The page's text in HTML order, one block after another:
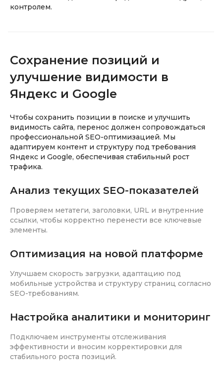
контролем.
Сохранение позиций и
улучшение видимости в
Яндекс и Google
Чтобы сохранить позиции в поиске и улучшить
видимость сайта, перенос должен сопровождаться
профессиональной SEO-оптимизацией. Мы
адаптируем контент и структуру под требования
Яндекс и Google, обеспечивая стабильный рост
трафика.
Анализ текущих SEO-показателей
Проверяем метатеги, заголовки, URL и внутренние
ссылки, чтобы корректно перенести все ключевые
элементы.
Оптимизация на новой платформе
Улучшаем скорость загрузки, адаптацию под
мобильные устройства и структуру страниц согласно
SEO-требованиям.
Настройка аналитики и мониторинг
Подключаем инструменты отслеживания
эффективности и вносим корректировки для
стабильного роста позиций.